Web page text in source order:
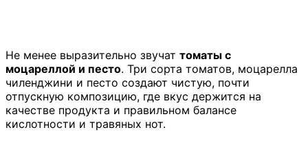
Не менее выразительно звучат томаты с
моцареллой и песто. Три сорта томатов, моцарелла
чиленджини и песто создают чистую, почти
отпускную композицию, где вкус держится на
качестве продукта и правильном балансе
кислотности и травяных нот.